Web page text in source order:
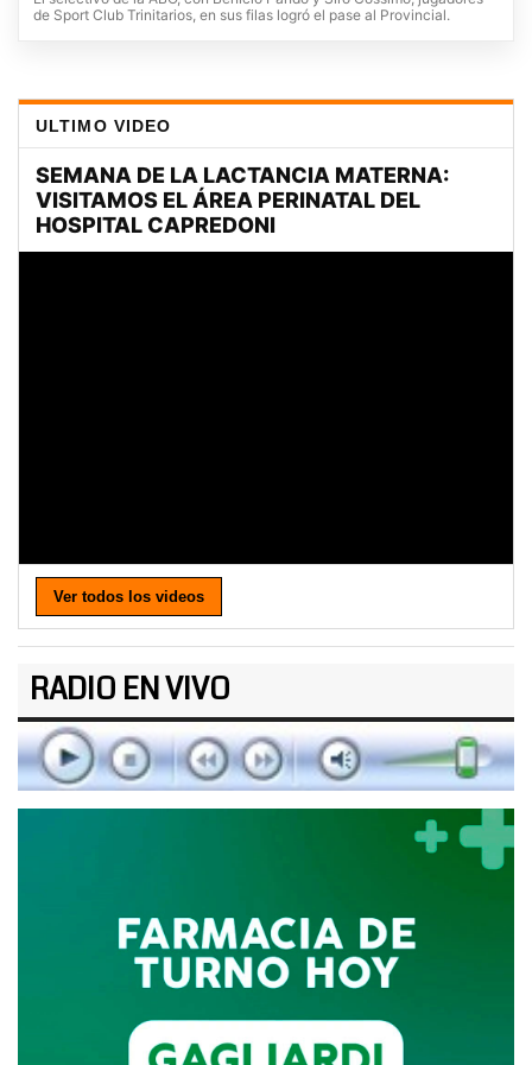
de Sport Club Trinitarios, en sus filas logró el pase al Provincial.
ULTIMO VIDEO
Ver todos los videos
RADIO EN VIVO